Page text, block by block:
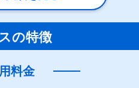
の特徴
料金